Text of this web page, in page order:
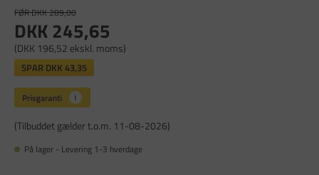
FØR DKK 289,00
DKK 245,65
(DKK 196,52 ekskl. moms)
SPAR DKK 43,35
(Tilbuddet gælder t.o.m. 11-08-2026)
På lager - Levering 1-3 hverdage